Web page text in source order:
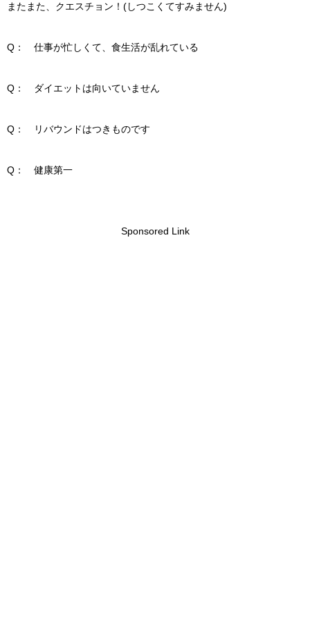
またまた、クエスチョン！(しつこくてすみません)
Q： 仕事が忙しくて、食生活が乱れている
Q： ダイエットは向いていません
Q： リバウンドはつきものです
Q： 健康第一
Sponsored Link